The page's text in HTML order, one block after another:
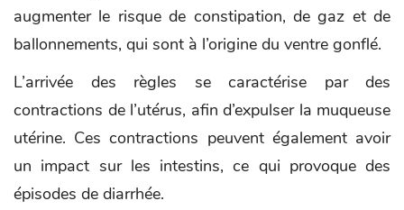
augmenter le risque de constipation, de gaz et de
ballonnements, qui sont à l’origine du ventre gonflé.
L’arrivée des règles se caractérise par des
contractions de l’utérus, afin d’expulser la muqueuse
utérine. Ces contractions peuvent également avoir
un impact sur les intestins, ce qui provoque des
épisodes de diarrhée.